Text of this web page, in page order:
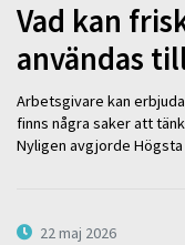
Vad kan
användas
Arbetsgivare kan
finns några saker att
Nyligen avgjorde
22 maj 2026